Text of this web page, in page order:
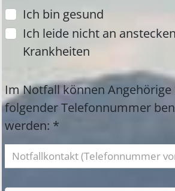
Ich bin gesund
Ich leide nicht an
Krankheiten
Im Notfall können
folgender Telefonnummer
werden: *